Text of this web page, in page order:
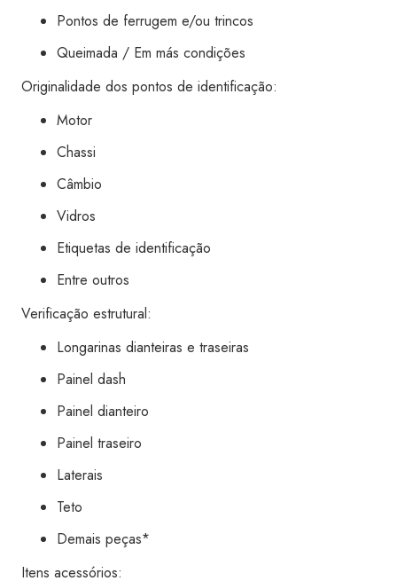
Pontos de ferrugem e/ou trincos
Queimada / Em más condições
Originalidade dos pontos de identificação:
Motor
Chassi
Câmbio
Vidros
Etiquetas de identificação
Entre outros
Verificação estrutural:
Longarinas dianteiras e traseiras
Painel dash
Painel dianteiro
Painel traseiro
Laterais
Teto
Demais peças*
Itens acessórios: